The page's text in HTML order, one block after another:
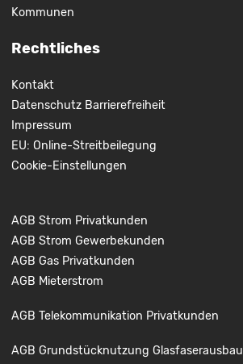
Kommunen
Rechtliches
Kontakt
Datenschutz Barrierefreiheit
Impressum
EU: Online-Streitbeilegung
Cookie-Einstellungen
AGB Strom Privatkunden
AGB Strom Gewerbekunden
AGB Gas Privatkunden
AGB Mieterstrom
AGB Telekommunikation Privatkunden
AGB Grundstücknutzung Glasfaserausbau